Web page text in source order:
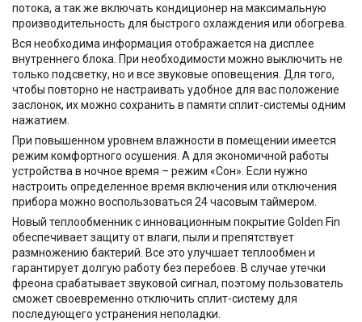
потока, а так же включать кондиционер на максимальную
производительность для быстрого охлаждения или обогрева.
Вся необходима информация отображается на дисплее
внутреннего блока. При необходимости можно выключить не
только подсветку, но и все звуковые оповещения. Для того,
чтобы повторно не настраивать удобное для вас положение
заслонок, их можно сохранить в памяти сплит-системы одним
нажатием.
При повышенном уровнем влажности в помещении имеется
режим комфортного осушения. А для экономичной работы
устройства в ночное время – режим «Сон». Если нужно
настроить определенное время включения или отключения
прибора можно воспользоваться 24 часовым таймером.
Новый теплообменник с инновационным покрытие Golden Fin
обеспечивает защиту от влаги, пыли и препятствует
размножению бактерий. Все это улучшает теплообмен и
гарантирует долгую работу без перебоев. В случае утечки
фреона срабатывает звуковой сигнал, поэтому пользователь
сможет своевременно отключить сплит-систему для
последующего устранения неполадки.